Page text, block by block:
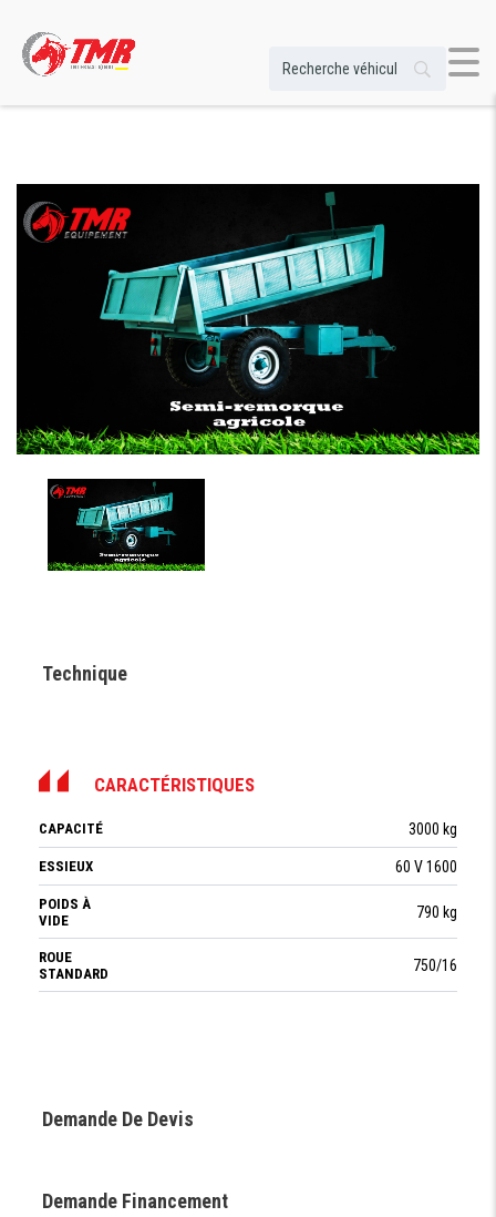
Technique
CARACTÉRISTIQUES
CAPACITÉ 3000 kg
ESSIEUX 60 V 1600
POIDS À
VIDE
790 kg
ROUE
STANDARD
750/16
Demande De Devis
Demande Financement